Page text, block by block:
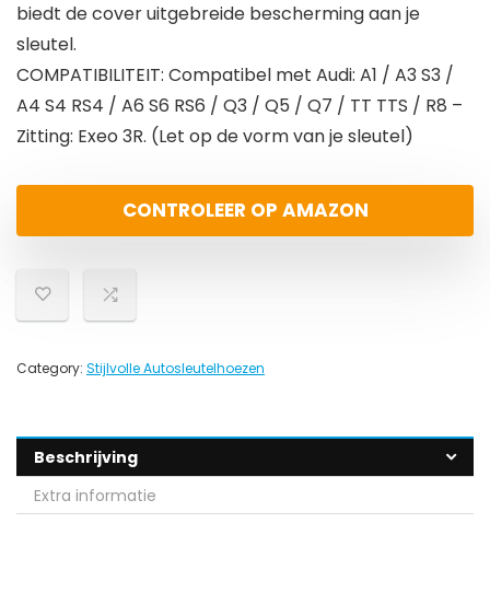
biedt de cover uitgebreide bescherming aan je
sleutel.
COMPATIBILITEIT: Compatibel met Audi: A1 / A3 S3 /
A4 S4 RS4 / A6 S6 RS6 / Q3 / Q5 / Q7 / TT TTS / R8 –
Zitting: Exeo 3R. (Let op de vorm van je sleutel)
CONTROLEER OP AMAZON
Category: Stijlvolle Autosleutelhoezen
Beschrijving
Extra informatie